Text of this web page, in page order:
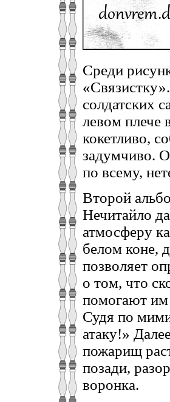
Среди
солдатских
левом плече
кокетливо,
задумчиво.
по всему,
Второй
Нечитайло
атмосферу
белом коне,
позволяет
о том, что
помогают им
Судя по
атаку!»
пожарищ
позади,
воронка.